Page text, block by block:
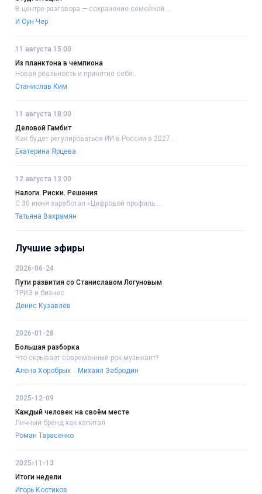
В центре разговора — сохранение семейной....
И Сун Чер
11 августа 15:00
Из планктона в чемпиона
Новая реальность и принятие себя..
Станислав Ким
11 августа 18:00
Деловой Гамбит
Как будет регулироваться ИИ в России в 2027....
Екатерина Ярцева
12 августа 13:00
Налоги. Риски. Решения
С 30 июня заработал «Цифровой профиль....
Татьяна Вахрамян
Лучшие эфиры
2026-06-24
Пути развития со Станиславом Логуновым
ТРИЗ и бизнес
Денис Кузавлёв
2026-01-28
Большая разборка
Что скрывает современный рок-музыкант?
Алена Хоробрых
Михаил Забродин
2025-12-09
Каждый человек на своём месте
Личный бренд как капитал
Роман Тарасенко
2025-11-13
Итоги недели
Игорь Костиков